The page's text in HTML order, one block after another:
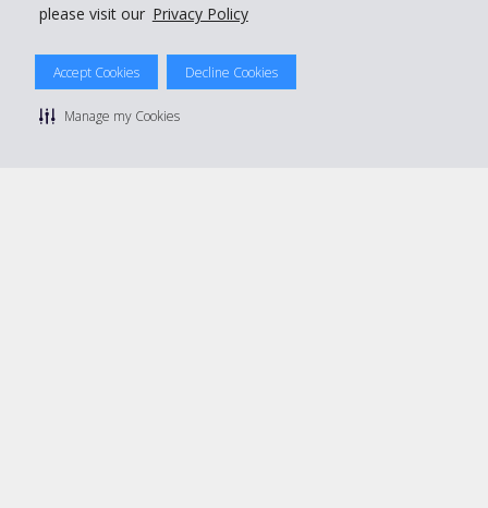
please visit our Privacy Policy
Accept Cookies Decline Cookies
Manage my Cookies
© 2026 The Hertz System, Inc.
Privacy Policy | Condizioni di Utilizzo |
Manage cookie preferences